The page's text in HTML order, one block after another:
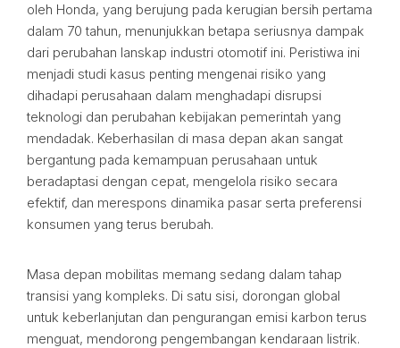
oleh Honda, yang berujung pada kerugian bersih pertama
dalam 70 tahun, menunjukkan betapa seriusnya dampak
dari perubahan lanskap industri otomotif ini. Peristiwa ini
menjadi studi kasus penting mengenai risiko yang
dihadapi perusahaan dalam menghadapi disrupsi
teknologi dan perubahan kebijakan pemerintah yang
mendadak. Keberhasilan di masa depan akan sangat
bergantung pada kemampuan perusahaan untuk
beradaptasi dengan cepat, mengelola risiko secara
efektif, dan merespons dinamika pasar serta preferensi
konsumen yang terus berubah.
Masa depan mobilitas memang sedang dalam tahap
transisi yang kompleks. Di satu sisi, dorongan global
untuk keberlanjutan dan pengurangan emisi karbon terus
menguat, mendorong pengembangan kendaraan listrik.